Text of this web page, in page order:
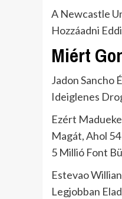
A Newcastle
Hozzáadni
Miért
Jadon Sancho
Ideiglenes
Ezért
Magát, Ahol
5 Millió Font
Estevao
Legjobban